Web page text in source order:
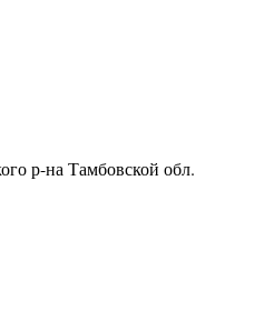
р-на Тамбовской обл.